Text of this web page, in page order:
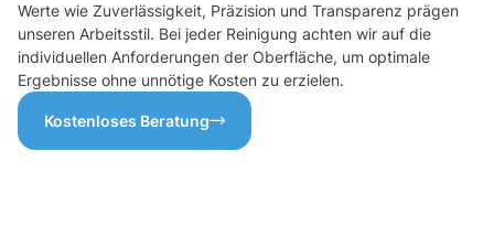
Werte wie Zuverlässigkeit, Präzision und Transparenz prägen
unseren Arbeitsstil. Bei jeder Reinigung achten wir auf die
individuellen Anforderungen der Oberfläche, um optimale
Ergebnisse ohne unnötige Kosten zu erzielen.
Kostenloses Beratung